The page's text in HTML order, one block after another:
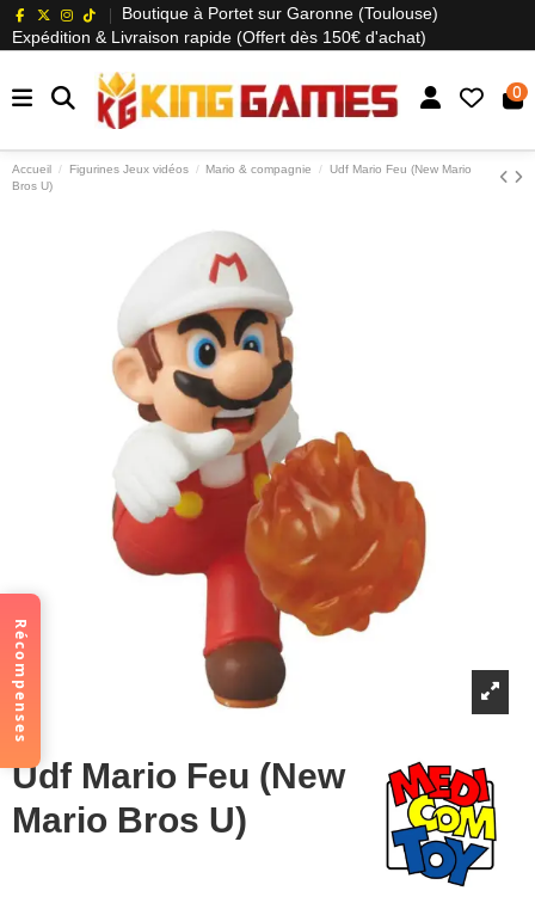
Boutique à Portet sur Garonne (Toulouse)
Expédition & Livraison rapide (Offert dès 150€ d'achat)
0
Accueil Figurines Jeux vidéos Mario & compagnie
Udf Mario Feu (New Mario
Bros U)
Udf Mario Feu (New
Mario Bros U)
Récompenses